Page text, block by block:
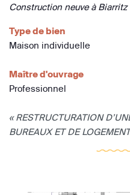
Construction neuve à Biarritz
Type de bien
Maison individuelle
Maître d'ouvrage
Professionnel
« RESTRUCTURATION
BUREAUX ET DE